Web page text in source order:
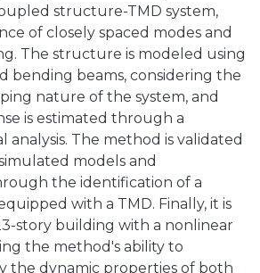
structure-TMD system,
of closely spaced modes and
The structure is modeled using
bending beams, considering the
nature of the system, and
is estimated through a
analysis. The method is validated
models and
the identification of a
with a TMD. Finally, it is
story building with a nonlinear
the method's ability to
the dynamic properties of both